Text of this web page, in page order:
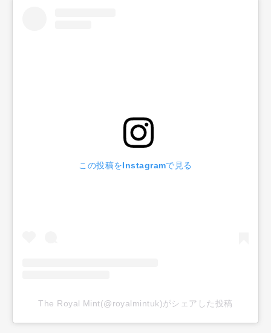
この投稿をInstagramで見る
The Royal Mint(@royalmintuk)がシェアした投稿